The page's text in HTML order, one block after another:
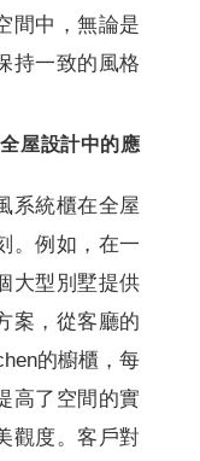
間中，無論是
持一致的風格
屋設計中的應
系統櫃在全屋
。例如，在一
大型別墅提供
案，從客廳的
的櫥櫃，每
高了空間的實
觀度。客戶對